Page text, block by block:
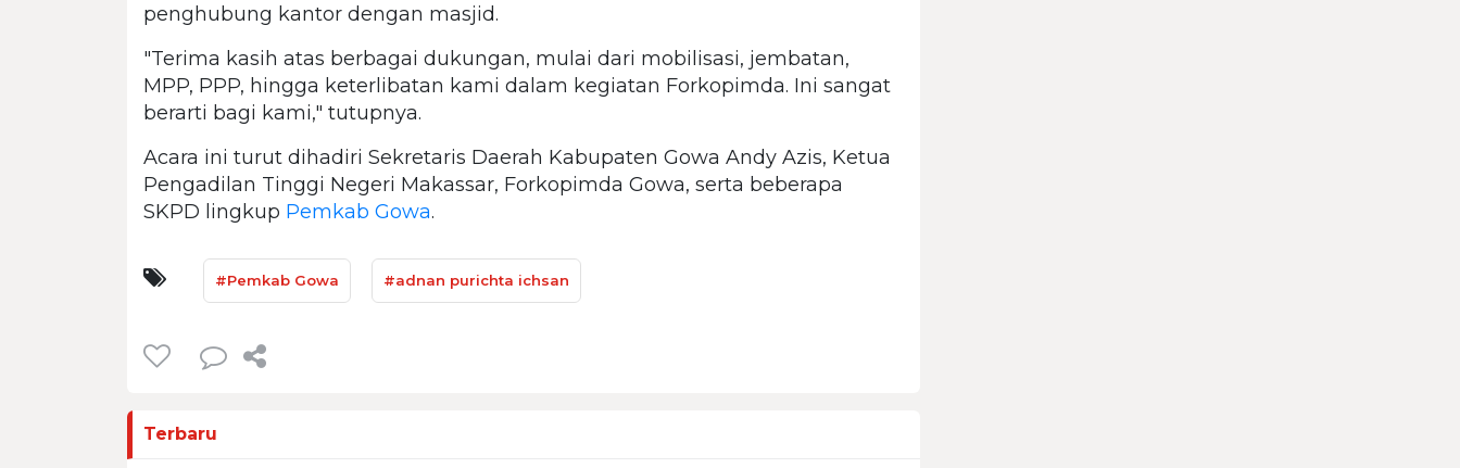
penghubung kantor dengan masjid.
"Terima kasih atas berbagai dukungan, mulai dari mobilisasi, jembatan,
MPP, PPP, hingga keterlibatan kami dalam kegiatan Forkopimda. Ini sangat
berarti bagi kami," tutupnya.
Acara ini turut dihadiri Sekretaris Daerah Kabupaten Gowa Andy Azis, Ketua
Pengadilan Tinggi Negeri Makassar, Forkopimda Gowa, serta beberapa
SKPD lingkup Pemkab Gowa.
#Pemkab Gowa #adnan purichta ichsan
Terbaru